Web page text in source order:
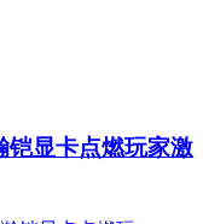
铠显卡点燃玩家激